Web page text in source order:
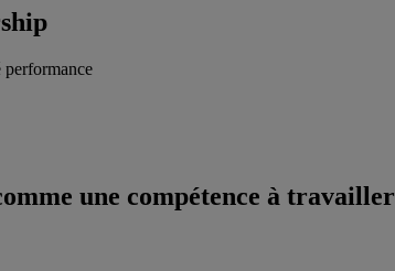
performance
une compétence à travailler